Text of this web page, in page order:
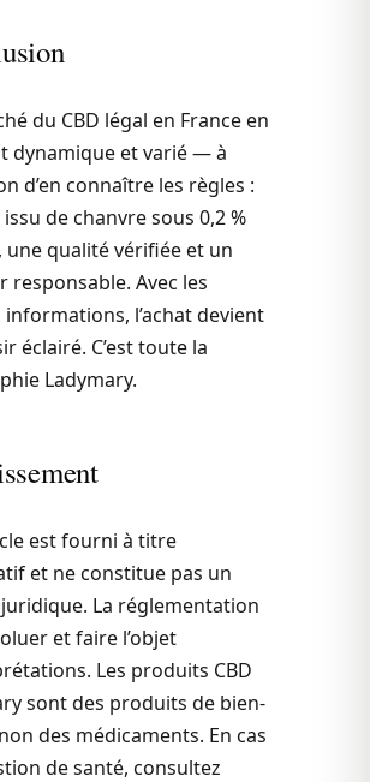
du CBD légal en France en
dynamique et varié — à
d’en connaître les règles :
issu de chanvre sous 0,2 %
une qualité vérifiée et un
responsable. Avec les
informations, l’achat devient
éclairé. C’est toute la
Ladymary.
est fourni à titre
et ne constitue pas un
La réglementation
et faire l’objet
Les produits CBD
sont des produits de bien-
des médicaments. En cas
de santé, consultez